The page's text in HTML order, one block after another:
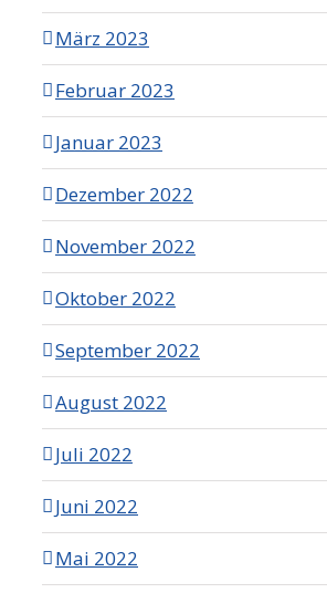
März 2023
Februar 2023
Januar 2023
Dezember 2022
November 2022
Oktober 2022
September 2022
August 2022
Juli 2022
Juni 2022
Mai 2022